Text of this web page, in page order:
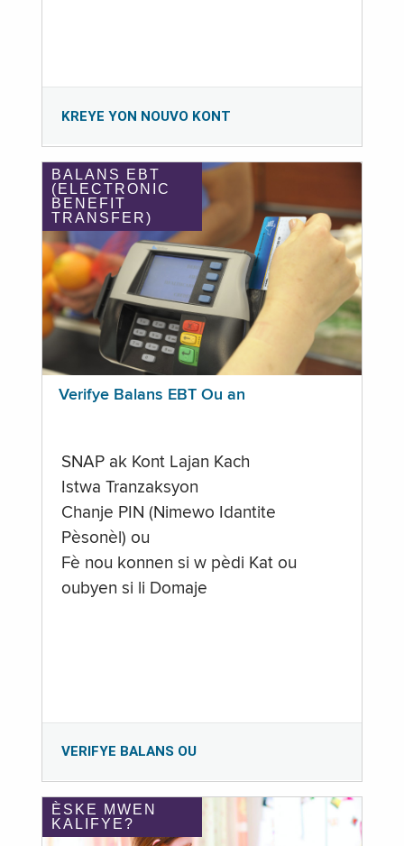
KREYE YON NOUVO KONT
BALANS EBT
(ELECTRONIC
BENEFIT
TRANSFER)
Verifye Balans EBT Ou an
SNAP ak Kont Lajan Kach
Istwa Tranzaksyon
Chanje PIN (Nimewo Idantite
Pèsonèl) ou
Fè nou konnen si w pèdi Kat ou
oubyen si li Domaje
VERIFYE BALANS OU
ÈSKE MWEN
KALIFYE?